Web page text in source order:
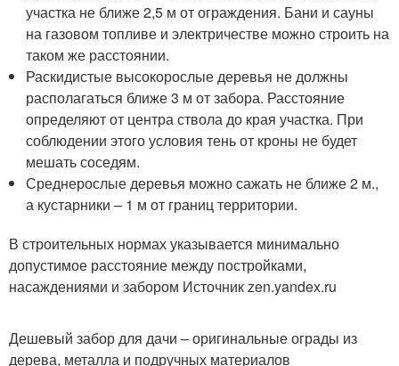
участка не ближе 2,5 м от ограждения. Бани и сауны
на газовом топливе и электричестве можно строить на
таком же расстоянии.
Раскидистые высокорослые деревья не должны
располагаться ближе 3 м от забора. Расстояние
определяют от центра ствола до края участка. При
соблюдении этого условия тень от кроны не будет
мешать соседям.
Среднерослые деревья можно сажать не ближе 2 м.,
а кустарники – 1 м от границ территории.
В строительных нормах указывается минимально
допустимое расстояние между постройками,
насаждениями и забором Источник zen.yandex.ru
Дешевый забор для дачи – оригинальные ограды из
дерева, металла и подручных материалов